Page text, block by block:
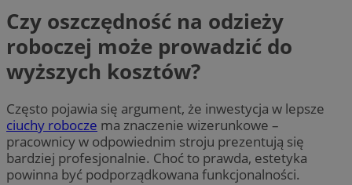
Czy oszczędność na odzieży
roboczej może prowadzić do
wyższych kosztów?
Często pojawia się argument, że inwestycja w lepsze
ciuchy robocze ma znaczenie wizerunkowe –
pracownicy w odpowiednim stroju prezentują się
bardziej profesjonalnie. Choć to prawda, estetyka
powinna być podporządkowana funkcjonalności.